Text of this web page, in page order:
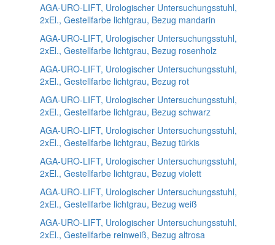
AGA-URO-LIFT, Urologischer Untersuchungsstuhl,
2xEl., Gestellfarbe lichtgrau, Bezug mandarin
AGA-URO-LIFT, Urologischer Untersuchungsstuhl,
2xEl., Gestellfarbe lichtgrau, Bezug rosenholz
AGA-URO-LIFT, Urologischer Untersuchungsstuhl,
2xEl., Gestellfarbe lichtgrau, Bezug rot
AGA-URO-LIFT, Urologischer Untersuchungsstuhl,
2xEl., Gestellfarbe lichtgrau, Bezug schwarz
AGA-URO-LIFT, Urologischer Untersuchungsstuhl,
2xEl., Gestellfarbe lichtgrau, Bezug türkis
AGA-URO-LIFT, Urologischer Untersuchungsstuhl,
2xEl., Gestellfarbe lichtgrau, Bezug violett
AGA-URO-LIFT, Urologischer Untersuchungsstuhl,
2xEl., Gestellfarbe lichtgrau, Bezug weiß
AGA-URO-LIFT, Urologischer Untersuchungsstuhl,
2xEl., Gestellfarbe reinweiß, Bezug altrosa